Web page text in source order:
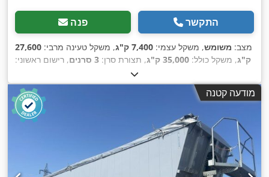
פנה התקשר
מצב: משומש, משקל עצמי: 7,400 ק"ג , משקל טעינה מרבי: 27,600
ק"ג, משקל כולל: 35,000 ק"ג , תצורת סרן: 3 סרנים
, רישום ראשוני:
50 מ"ק
בלימה למניעת נעילה (ABS),
מודעה קטנה